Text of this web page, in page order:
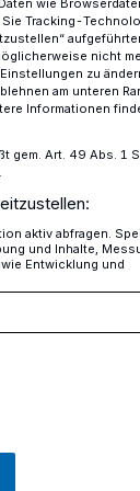
wie
Sie Tracking-
nicht
zu
am unteren
Informationen
Art. 49 Abs. 1
aktiv abfragen.
und Inhalte,
Entwicklung und